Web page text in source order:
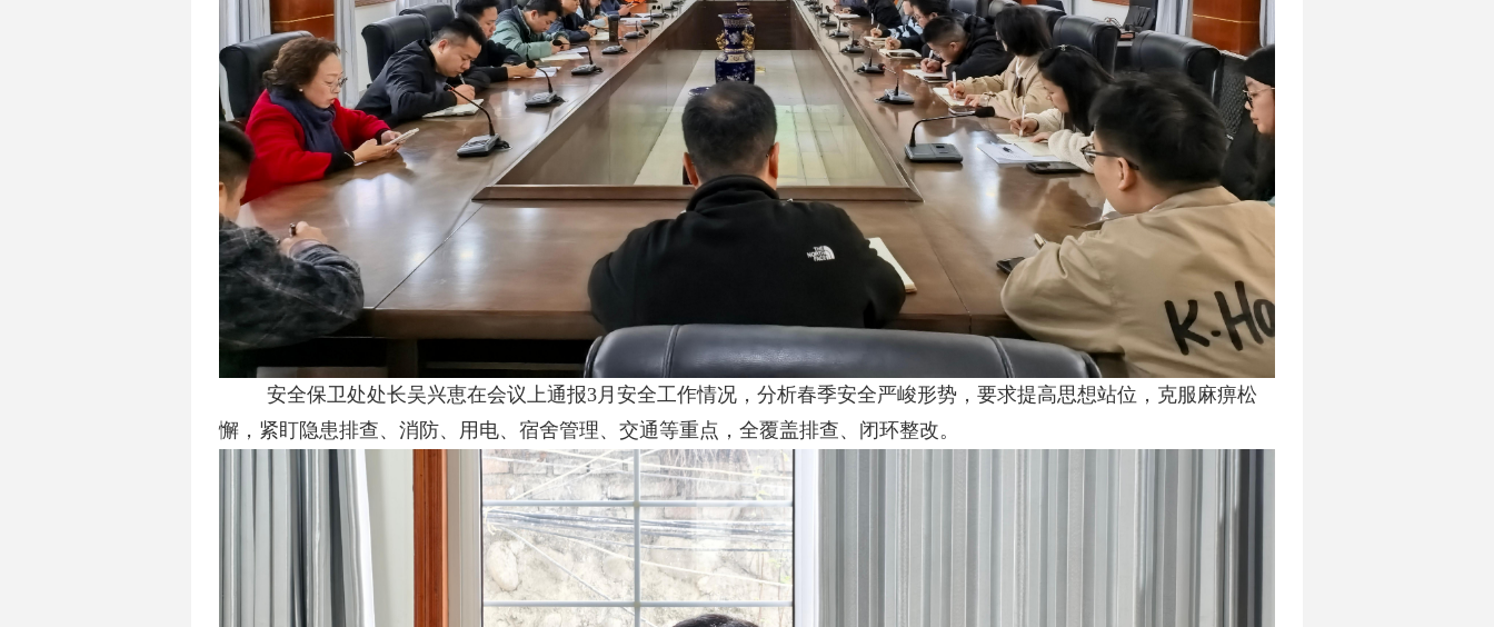
安全保卫处处长吴兴恵在会议上通报3月安全工作情况，分析春季安全严峻形势，要求提高思想站位，克服麻痹松
懈，紧盯隐患排查、消防、用电、宿舍管理、交通等重点，全覆盖排查、闭环整改。